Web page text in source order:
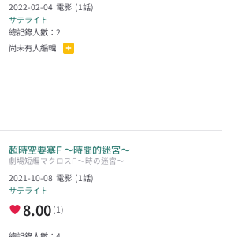
2022-02-04 電影 (1話)
サテライト
總記錄人數：2
尚未有人編輯
超時空要塞F 〜時間的迷宮〜
劇場短編マクロスF 〜時の迷宮〜
2021-10-08 電影 (1話)
サテライト
8.00 (1)